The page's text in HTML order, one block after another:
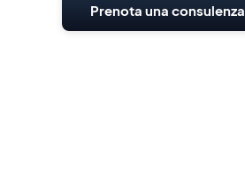
Prenota una consulenza